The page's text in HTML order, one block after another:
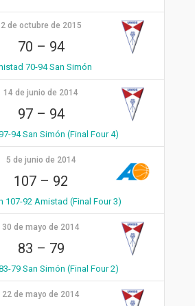
2 de octubre de 2015
70 – 94
70-94 San Simón
14 de junio de 2014
97– 94
94 San Simón (Final Four 4)
5 de junio de 2014
107 – 92
107-92 Amistad (Final Four 3)
30 de mayo de 2014
83 – 79
79 San Simón (Final Four 2)
22 de mayo de 2014